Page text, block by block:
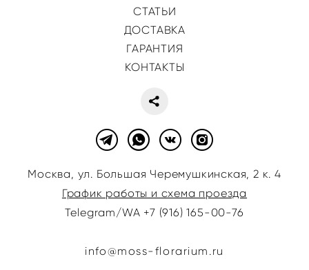
СТАТЬИ
ДОСТАВКА
ГАРАНТИЯ
КОНТАКТЫ
Москва, ул. Большая Черемушкинская, 2 к. 4
График работы и схема проезда
Telegram/WA +7 (916) 165-00-76
info@moss-florarium.ru